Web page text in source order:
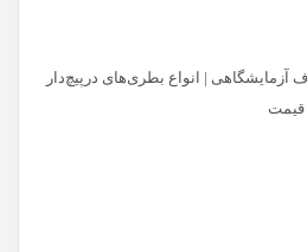
| انواع بطری‌های در‌پیچ‌دار
قیمت